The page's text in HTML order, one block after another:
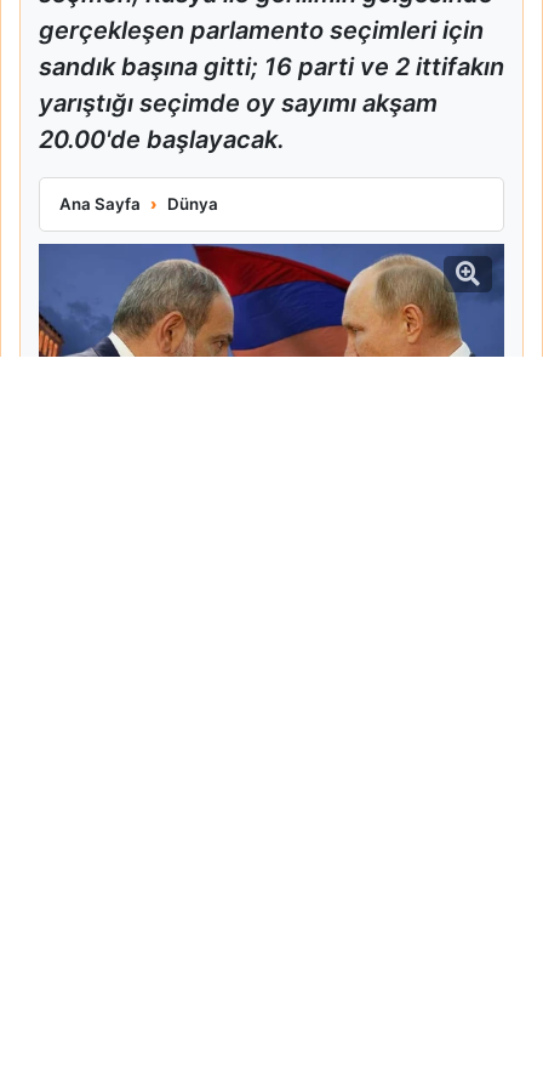
gerçekleşen parlamento seçimleri için
sandık başına gitti; 16 parti ve 2 ittifakın
yarıştığı seçimde oy sayımı akşam
20.00'de başlayacak.
Ana Sayfa Dünya
Ermenistan Sandık Başına Gitti Paşinyan Kazananı İşaret